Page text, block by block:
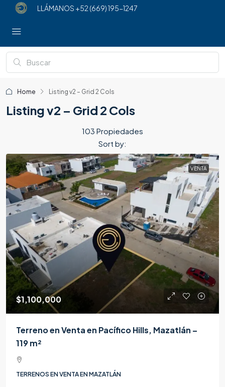
LLÁMANOS +52 (669) 195-1247
Home Listing v2 – Grid 2 Cols
Listing v2 – Grid 2 Cols
103 Propiedades
Sort by:
VENTA
$1,100,000
Terreno en Venta en Pacífico Hills, Mazatlán –
119 m²
TERRENOS EN VENTA EN MAZATLÁN